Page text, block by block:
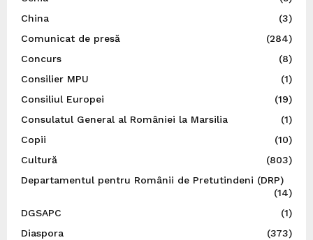
China
(3)
Comunicat de presă
(284)
Concurs
(8)
Consilier MPU
(1)
Consiliul Europei
(19)
Consulatul General al României la Marsilia
(1)
Copii
(10)
Cultură
(803)
Departamentul pentru Românii de Pretutindeni (DRP)
(14)
DGSAPC
(1)
Diaspora
(373)